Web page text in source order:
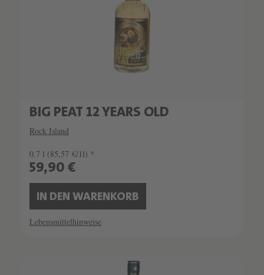
BIG PEAT 12 YEARS OLD
Rock Island
0.7 l (85,57 €/1l) *
59,90 €
IN DEN WARENKORB
Lebensmittelhinweise